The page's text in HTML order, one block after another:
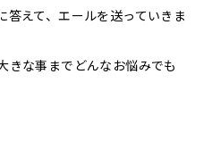
答えて、エールを送っていきま
きな事までどんなお悩みでも